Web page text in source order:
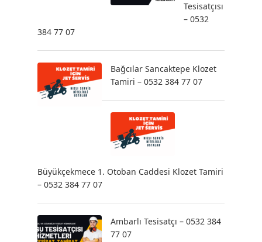
Tesisatçısı
– 0532
384 77 07
Bağcılar Sancaktepe Klozet
Tamiri – 0532 384 77 07
Büyükçekmece 1. Otoban Caddesi Klozet Tamiri
– 0532 384 77 07
Ambarlı Tesisatçı – 0532 384
77 07